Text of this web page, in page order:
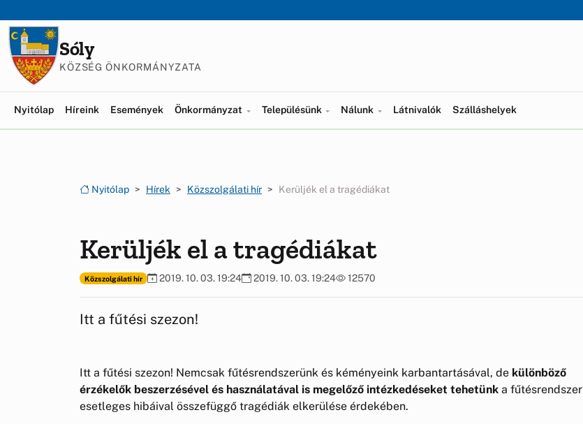
Sóly
KÖZSÉG ÖNKORMÁNYZATA
Nyitólap Híreink Események Önkormányzat Településünk Nálunk Látnivalók Szálláshelyek
Nyitólap Hírek Közszolgálati hír Kerüljék el a tragédiákat
Kerüljék el a tragédiákat
Közszolgálati hír 2019. 10. 03. 19:24 2019. 10. 03. 19:24 12570
Itt a fűtési szezon!
Itt a fűtési szezon! Nemcsak fűtésrendszerünk és kéményeink karbantartásával, de különböző
érzékelők beszerzésével és használatával is megelőző intézkedéseket tehetünk a fűtésrendszer
esetleges hibáival összefüggő tragédiák elkerülése érdekében.